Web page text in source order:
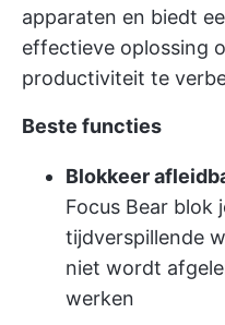
apparaten en biedt
effectieve oplossing
productiviteit te
Beste functies
Blokkeer
Focus Bear blok
tijdverspillende
niet wordt
werken